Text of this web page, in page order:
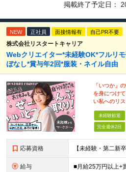
掲載終了予定日：
NEW 正社員 面接情報有 自己PR不要
株式会社リスタートキャリア
Webクリエイター*未経験OK*フルリ
ぼなし*賞与年2回*服装・ネイル自由
「いつか」
を身につけ
い私へのリス
未経験歓迎
完全週休2日
応募資格
給与